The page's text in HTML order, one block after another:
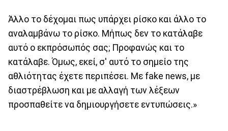
Άλλο το δέχομαι πως υπάρχει ρίσκο και άλλο το
αναλαμβάνω το ρίσκο. Μήπως δεν το κατάλαβε
αυτό ο εκπρόσωπός σας; Προφανώς και το
κατάλαβε. Όμως, εκεί, σ' αυτό το σημείο της
αθλιότητας έχετε περιπέσει. Με fake news, με
διαστρέβλωση και με αλλαγή των λέξεων
προσπαθείτε να δημιουργήσετε εντυπώσεις.»